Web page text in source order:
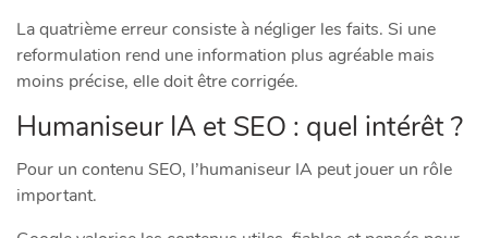
La quatrième erreur consiste à négliger les faits. Si une
reformulation rend une information plus agréable mais
moins précise, elle doit être corrigée.
Humaniseur IA et SEO : quel intérêt ?
Pour un contenu SEO, l’humaniseur IA peut jouer un rôle
important.